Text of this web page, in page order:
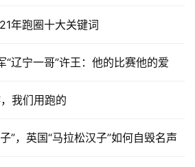
年跑圈十大关键词
“辽宁一哥”许王：他的比赛他的爱
我们用跑的
”，英国“马拉松汉子”如何自毁名声